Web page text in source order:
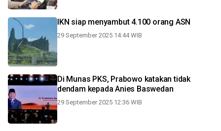
IKN siap menyambut 4.100 orang ASN
29 September 2025 14:44 WIB
Di Munas PKS, Prabowo katakan tidak
dendam kepada Anies Baswedan
29 September 2025 12:36 WIB